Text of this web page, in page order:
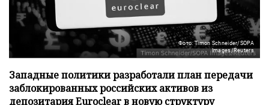
Фото: Timon Schneider/SOPA
Images/Reuters
Западные политики разработали план передачи
заблокированных российских активов из
депозитария Euroclear в новую структуру